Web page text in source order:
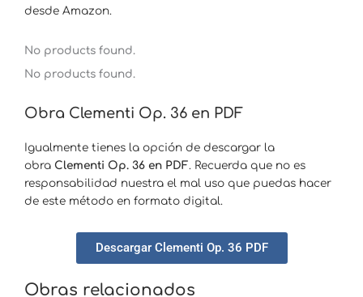
desde Amazon.
No products found.
No products found.
Obra Clementi Op. 36 en PDF
Igualmente tienes la opción de descargar la
obra Clementi Op. 36 en PDF. Recuerda que no es
responsabilidad nuestra el mal uso que puedas hacer
de este método en formato digital.
Descargar Clementi Op. 36 PDF
Obras relacionados